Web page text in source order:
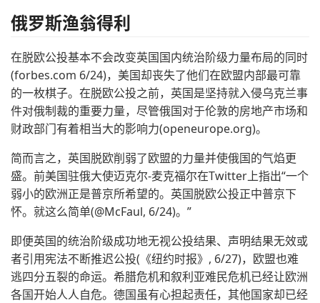
俄罗斯渔翁得利
在脱欧公投基本不会改变英国国内统治阶级力量布局的同时
(forbes.com 6/24)，美国却丧失了他们在欧盟内部最可靠
的一枚棋子。在脱欧公投之前，英国是坚持就入侵乌克兰事
件对俄制裁的重要力量，尽管俄国对于伦敦的房地产市场和
财政部门有着相当大的影响力(openeurope.org)。
简而言之，英国脱欧削弱了欧盟的力量并使俄国的气焰更
盛。前美国驻俄大使迈克尔-麦克福尔在Twitter上指出“一个
弱小的欧洲正是普京所希望的。英国脱欧公投正中普京下
怀。就这么简单(@McFaul, 6/24)。”
即便英国的统治阶级成功地无视公投结果、声明结果无效或
者引用宪法不断推迟公投(《纽约时报》, 6/27)，欧盟也难
逃四分五裂的命运。希腊危机和叙利亚难民危机已经让欧洲
各国开始人人自危。德国虽有心担起责任，其他国家却已经